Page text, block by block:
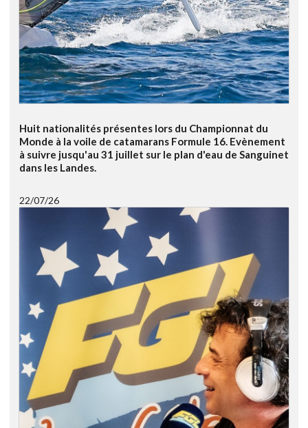
Huit nationalités présentes lors du Championnat du
Monde à la voile de catamarans Formule 16. Evènement
à suivre jusqu'au 31 juillet sur le plan d'eau de Sanguinet
dans les Landes.
22/07/26